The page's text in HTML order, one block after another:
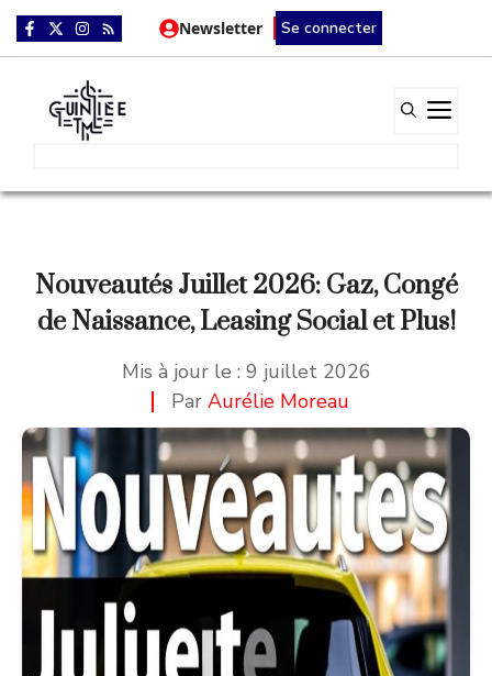
Aller
au
Newsletter Se connecter
Nouveautés Juillet 2026: Gaz, Congé
de Naissance, Leasing Social et Plus!
Mis à jour le : 9 juillet 2026
Par Aurélie Moreau